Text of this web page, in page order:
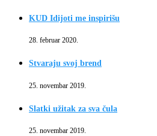
KUD Idijoti me inspirišu
28. februar 2020.
Stvaraju svoj brend
25. novembar 2019.
Slatki užitak za sva čula
25. novembar 2019.